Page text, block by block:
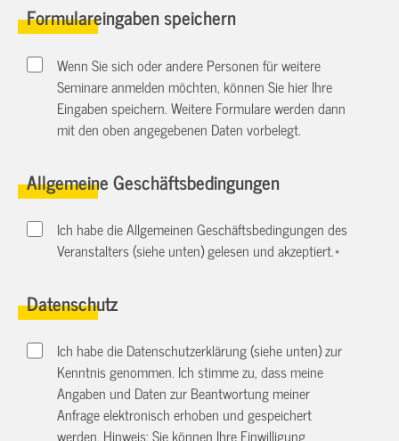
Formulareingaben speichern
Wenn Sie sich oder andere Personen für weitere
Seminare anmelden möchten, können Sie hier Ihre
Eingaben speichern. Weitere Formulare werden dann
mit den oben angegebenen Daten vorbelegt.
Allgemeine Geschäftsbedingungen
Ich habe die Allgemeinen Geschäftsbedingungen des
Veranstalters (siehe unten) gelesen und akzeptiert.*
Datenschutz
Ich habe die Datenschutzerklärung (siehe unten) zur
Kenntnis genommen. Ich stimme zu, dass meine
Angaben und Daten zur Beantwortung meiner
Anfrage elektronisch erhoben und gespeichert
werden. Hinweis: Sie können Ihre Einwilligung